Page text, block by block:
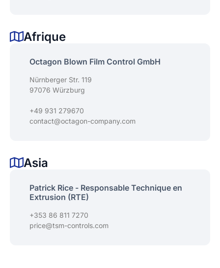
Afrique
Octagon Blown Film Control GmbH
Nürnberger Str. 119
97076 Würzburg
+49 931 279670
contact@octagon-company.com
Asia
Patrick Rice - Responsable Technique en
Extrusion (RTE)
+353 86 811 7270
price@tsm-controls.com